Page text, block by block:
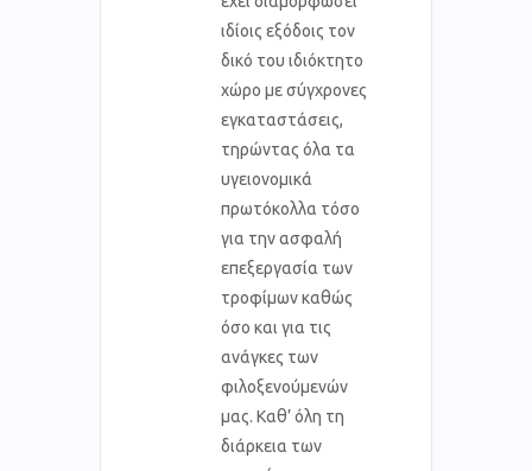
ιδίοις εξόδοις τον
δικό του ιδιόκτητο
χώρο με σύγχρονες
εγκαταστάσεις,
τηρώντας όλα τα
υγειονομικά
πρωτόκολλα τόσο
για την ασφαλή
επεξεργασία των
τροφίμων καθώς
όσο και για τις
ανάγκες των
φιλοξενούμενών
μας. Καθ’ όλη τη
διάρκεια των